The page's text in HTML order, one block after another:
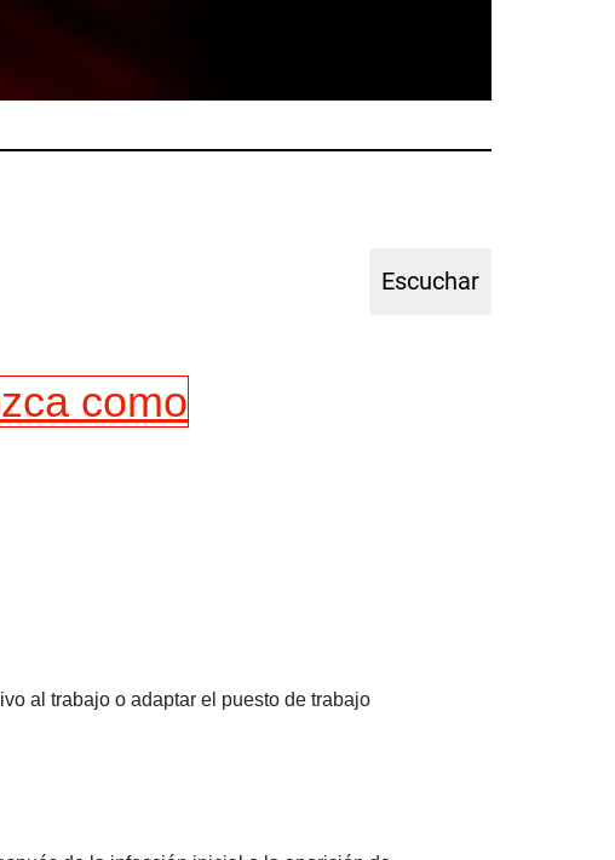
como
al trabajo o adaptar el puesto de trabajo